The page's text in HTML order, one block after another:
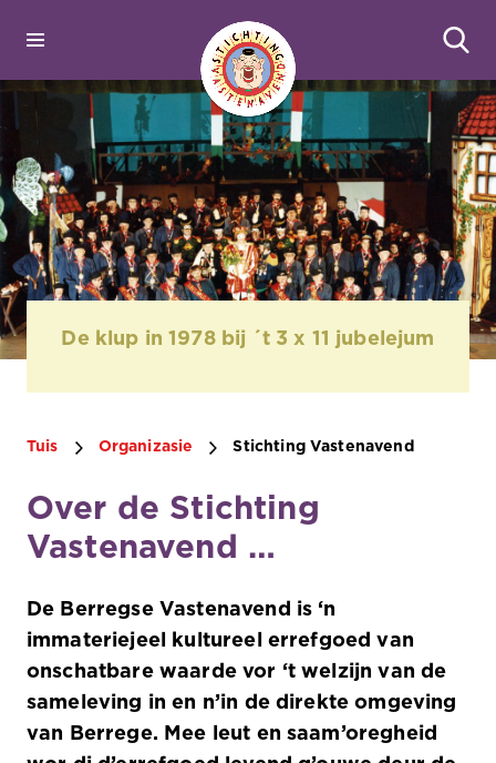
De klup in 1978 bij ´t 3 x 11 jubelejum
Tuis Organizasie Stichting Vastenavend
Over de Stichting
Vastenavend …
De Berregse Vastenavend is ‘n
immateriejeel kultureel errefgoed van
onschatbare waarde vor ‘t welzijn van de
sameleving in en n’in de direkte omgeving
van Berrege. Mee leut en saam’oregheid